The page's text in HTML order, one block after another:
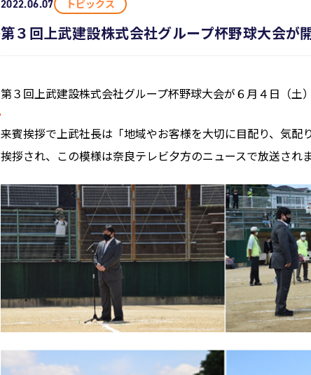
2022.06.07 トピックス
第３回上武建設株式会社グループ杯野球大会が
第３回上武建設株式会社グループ杯野球大会が６月４日（土
来賓挨拶で上武社長は「地域やお客様を大切に目配り、気
挨拶され、この模様は奈良テレビ夕方のニュースで放送され